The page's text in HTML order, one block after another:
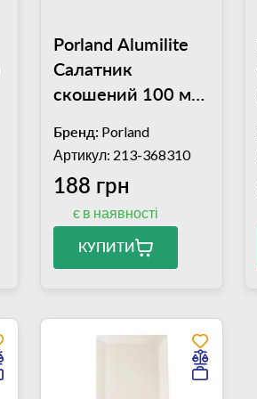
Porland Alumilite
Салатник
скошений 100 мм,
(04ALM000101)
Бренд: Porland
Артикул: 213-368310
188 грн
є в наявності
КУПИТИ